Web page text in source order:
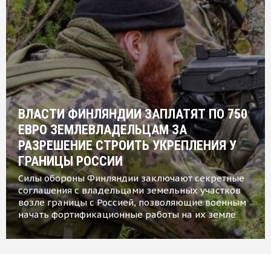
ВЛАСТИ ФИНЛЯНДИИ ЗАПЛАТЯТ ПО 750
ЕВРО ЗЕМЛЕВЛАДЕЛЬЦАМ ЗА
РАЗРЕШЕНИЕ СТРОИТЬ УКРЕПЛЕНИЯ У
ГРАНИЦЫ РОССИИ
Силы обороны Финляндии заключают секретные
соглашения с владельцами земельных участков
возле границы с Россией, позволяющие военным
начать фортификационные работы на их земле